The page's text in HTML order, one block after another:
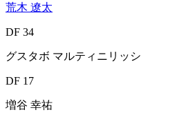
荒木 遼太
DF 34
グスタボ マルティニリッシ
DF 17
増谷 幸祐